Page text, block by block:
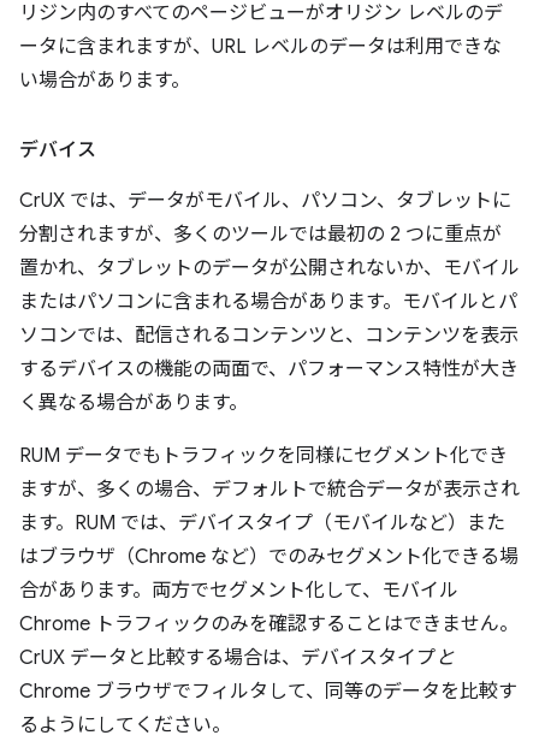
リジン内のすべてのページビューがオリジン レベルのデ
ータに含まれますが、URL レベルのデータは利用できな
い場合があります。
デバイス
CrUX では、データがモバイル、パソコン、タブレットに
分割されますが、多くのツールでは最初の 2 つに重点が
置かれ、タブレットのデータが公開されないか、モバイル
またはパソコンに含まれる場合があります。モバイルとパ
ソコンでは、配信されるコンテンツと、コンテンツを表示
するデバイスの機能の両面で、パフォーマンス特性が大き
く異なる場合があります。
RUM データでもトラフィックを同様にセグメント化でき
ますが、多くの場合、デフォルトで統合データが表示され
ます。RUM では、デバイスタイプ（モバイルなど）また
はブラウザ（Chrome など）でのみセグメント化できる場
合があります。両方でセグメント化して、モバイル
Chrome トラフィックのみを確認することはできません。
CrUX データと比較する場合は、デバイスタイプと
Chrome ブラウザでフィルタして、同等のデータを比較す
るようにしてください。